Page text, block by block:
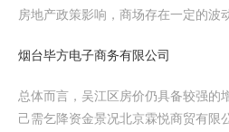
房地产政策影响，商场存在一定的波
烟台毕方电子商务有限公司
总体而言，吴江区房价仍具备较强的
己需乞降资金景况北京霖悦商贸有限